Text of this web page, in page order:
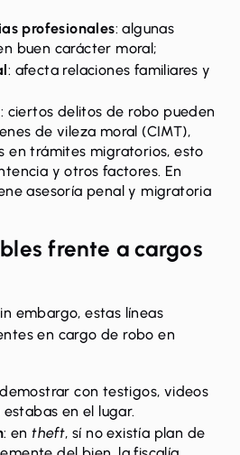
profesionales: algunas
buen carácter moral;
: afecta relaciones familiares y
: ciertos delitos de robo pueden
de vileza moral (CIMT),
en trámites migratorios, esto
y otros factores. En
asesoría penal y migratoria
frente a cargos
embargo, estas líneas
en cargo de robo en
con testigos, videos
en el lugar.
: entheft, sí no existía plan de